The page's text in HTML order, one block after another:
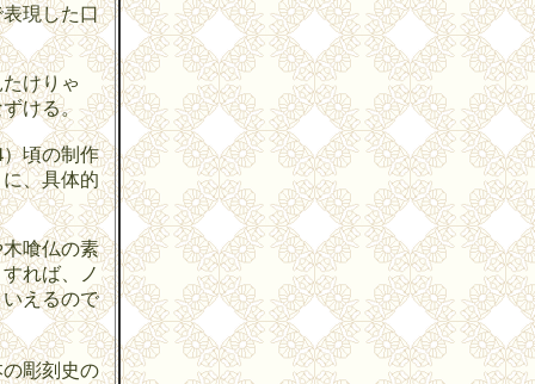
現した口
たけりゃ
ける。
頃の制作
、具体的
喰仏の素
れば、ノ
えるので
彫刻史の